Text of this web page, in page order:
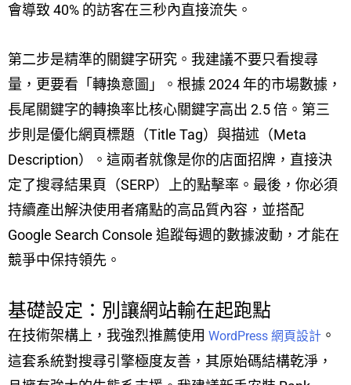
會導致 40% 的訪客在三秒內直接流失。
第二步是精準的關鍵字研究。我建議不要只看搜尋
量，更要看「轉換意圖」。根據 2024 年的市場數據，
長尾關鍵字的轉換率比核心關鍵字高出 2.5 倍。第三
步則是優化網頁標題（Title Tag）與描述（Meta
Description）。這兩者就像是你的店面招牌，直接決
定了搜尋結果頁（SERP）上的點擊率。最後，你必須
持續產出解決使用者痛點的高品質內容，並搭配
Google Search Console 追蹤每週的數據波動，才能在
競爭中保持領先。
基礎設定：別讓網站輸在起跑點
在技術架構上，我強烈推薦使用 WordPress 網頁設計 。
這套系統對搜尋引擎極度友善，其原始碼結構乾淨，